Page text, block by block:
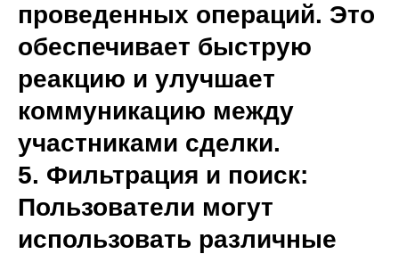
проведенных операций. Это
обеспечивает быструю
реакцию и улучшает
коммуникацию между
участниками сделки.
5. Фильтрация и поиск:
Пользователи могут
использовать различные